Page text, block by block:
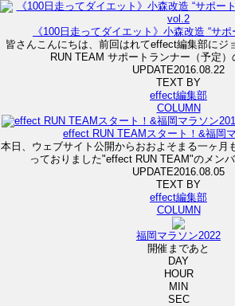
《100日走ってダイエット》小森改造 “サ
皆さんこんにちは、前回はれてeffect編集部にジ
RUN TEAM サポートランナー（予定
UPDATE2016.08.22
TEXT BY
effect編集部
COLUMN
effect RUN TEAMスタート！&福岡
本日、ウェブサイト公開からおおよそまる一ヶ月
っておりました"effect RUN TEAM"のメン
UPDATE2016.08.05
TEXT BY
effect編集部
COLUMN
福岡マラソン2022
開催まであと
DAY
HOUR
MIN
SEC